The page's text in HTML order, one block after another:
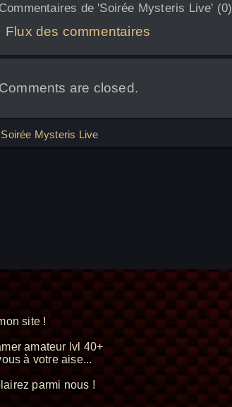
Commentaires de 'Soirée Mysteris Live' (0)
Flux des commentaires
Comments are closed.
Mysteris Live
site !
amateur lvl 40+
à votre aise...
parmi nous !